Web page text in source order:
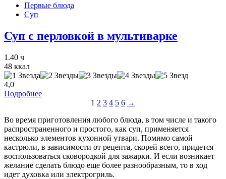
Первые блюда
Суп
Суп с перловкой в мультиварке
1.40 ч
48 ккал
4,0
Подробнее
1 2 3 4 5 6 →
Во время приготовления любого блюда, в том числе и такого
распространенного и простого, как суп, применяется
несколько элементов кухонной утвари. Помимо самой
кастрюли, в зависимости от рецепта, скорей всего, придется
воспользоваться сковородкой для зажарки. И если возникает
желание сделать блюдо еще более разнообразным, то в ход
идет духовка или электрогриль.